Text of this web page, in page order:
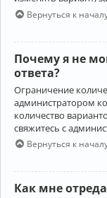
Вернуться к
Почему я не
ответа?
Ограничение
администратором
количество
свяжитесь с
Вернуться к
Как мне